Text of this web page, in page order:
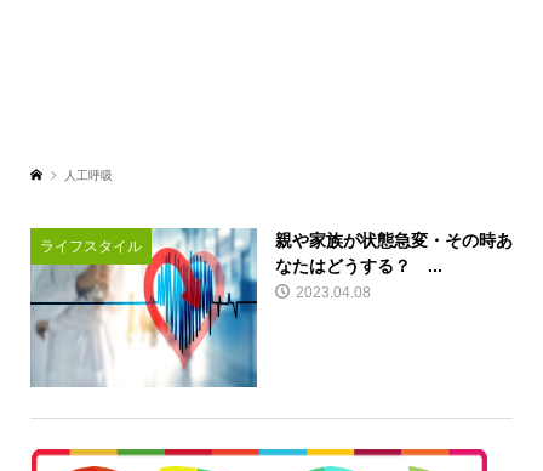
人工呼吸
ライフスタイル
親や家族が状態急変・その時あ
なたはどうする？ ...
2023.04.08